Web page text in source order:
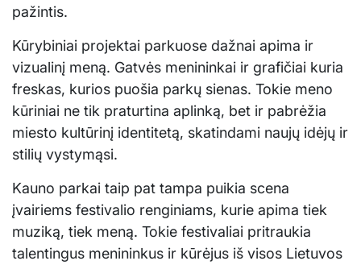
pažintis.
Kūrybiniai projektai parkuose dažnai apima ir
vizualinį meną. Gatvės menininkai ir grafičiai kuria
freskas, kurios puošia parkų sienas. Tokie meno
kūriniai ne tik praturtina aplinką, bet ir pabrėžia
miesto kultūrinį identitetą, skatindami naujų idėjų ir
stilių vystymąsi.
Kauno parkai taip pat tampa puikia scena
įvairiems festivalio renginiams, kurie apima tiek
muziką, tiek meną. Tokie festivaliai pritraukia
talentingus menininkus ir kūrėjus iš visos Lietuvos